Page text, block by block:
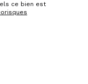
ce bien est